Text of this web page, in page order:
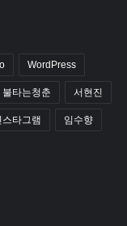
WordPress
불타는청춘 서현진
스타그램 임수향